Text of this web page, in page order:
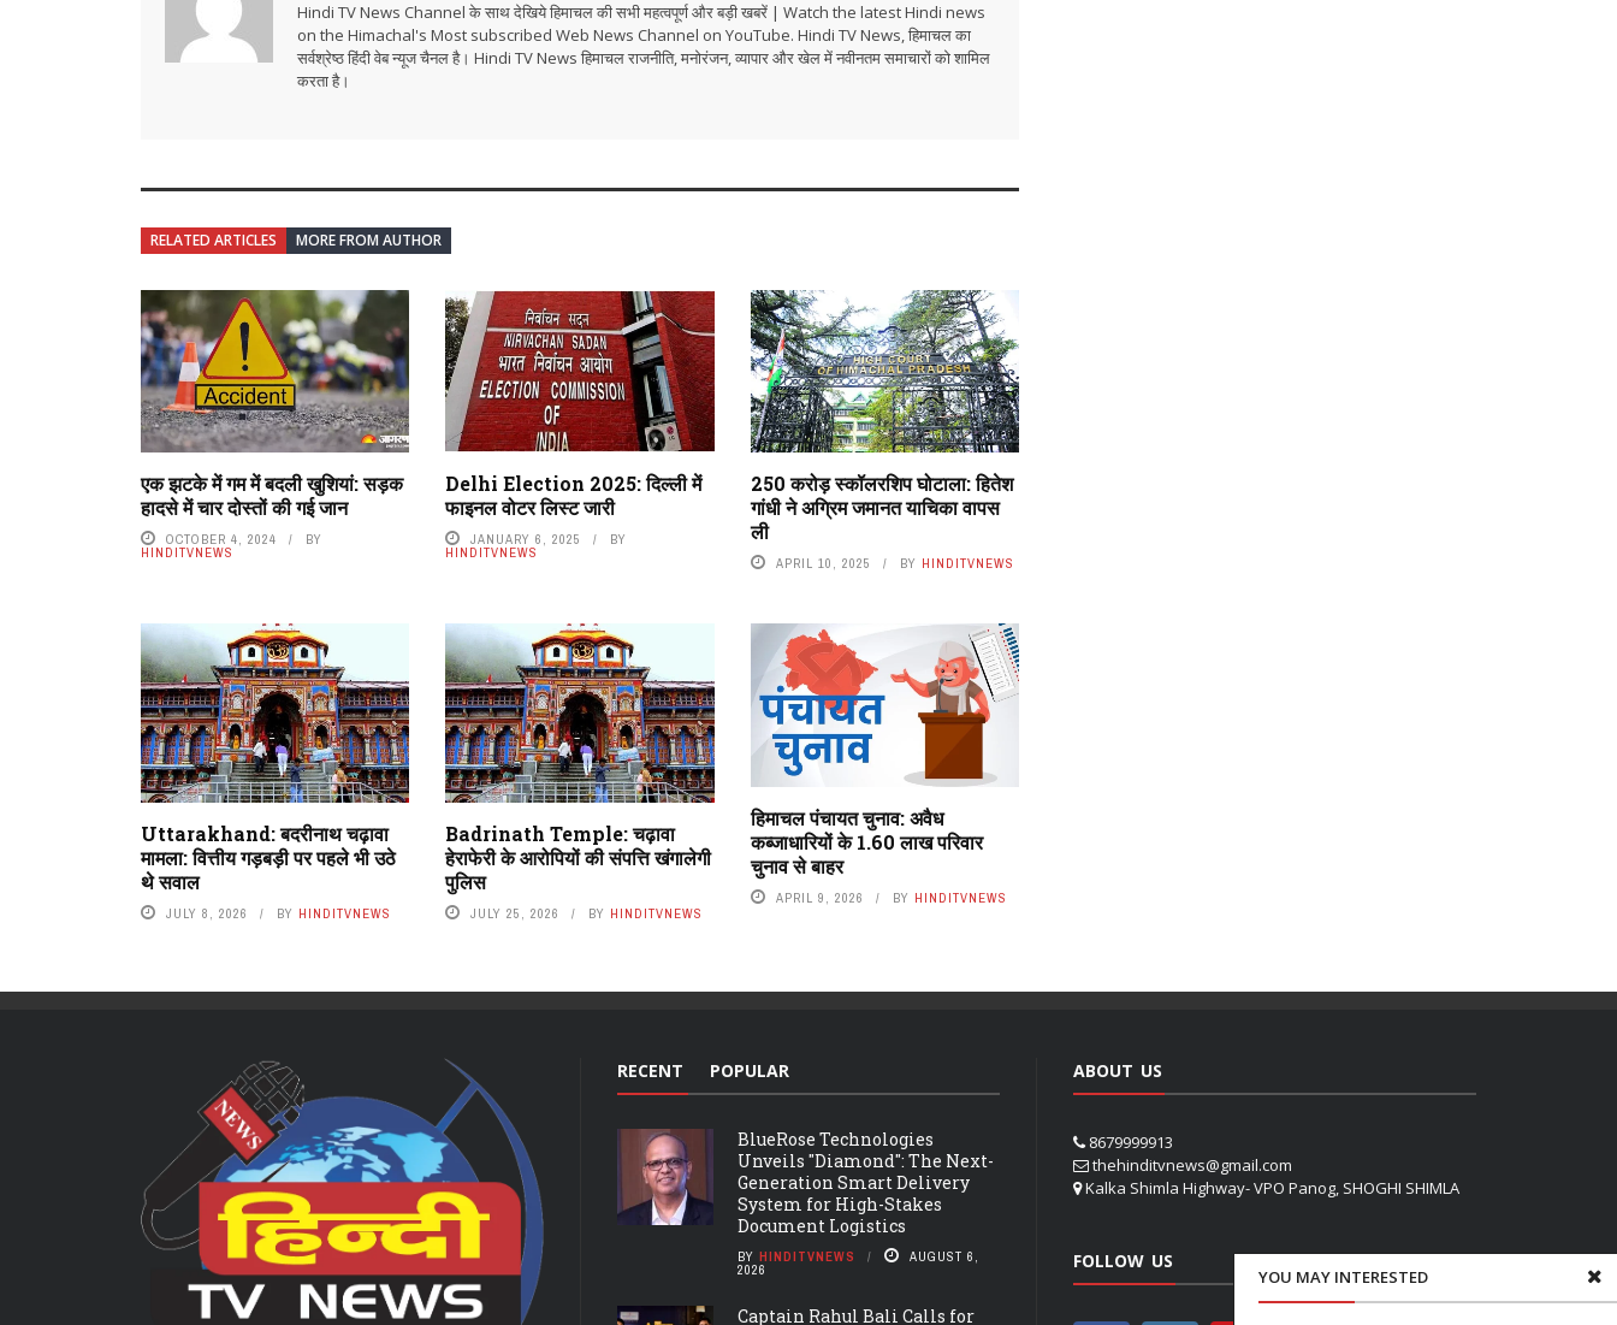
Hindi TV News Channel के साथ देखिये हिमाचल की सभी महत्वपूर्ण और बड़ी खबरें | Watch the latest Hindi news
on the Himachal's Most subscribed Web News Channel on YouTube. Hindi TV News, हिमाचल का
सर्वश्रेष्ठ हिंदी वेब न्यूज चैनल है। Hindi TV News हिमाचल राजनीति, मनोरंजन, व्यापार और खेल में नवीनतम समाचारों को शामिल
करता है।
RELATED ARTICLES MORE FROM AUTHOR
एक झटके में गम में बदली खुशियां: सड़क
हादसे में चार दोस्तों की गई जान
OCTOBER 4, 2024 BY
HINDITVNEWS
Delhi Election 2025: दिल्ली में
फाइनल वोटर लिस्ट जारी
JANUARY 6, 2025 BY
HINDITVNEWS
250 करोड़ स्कॉलरशिप घोटाला: हितेश
गांधी ने अग्रिम जमानत याचिका वापस
ली
APRIL 10, 2025 BY HINDITVNEWS
Uttarakhand: बदरीनाथ चढ़ावा
मामला: वित्तीय गड़बड़ी पर पहले भी उठे
थे सवाल
JULY 8, 2026 BY HINDITVNEWS
Badrinath Temple: चढ़ावा
हेराफेरी के आरोपियों की संपत्ति खंगालेगी
पुलिस
JULY 25, 2026 BY HINDITVNEWS
हिमाचल पंचायत चुनाव: अवैध
कब्जाधारियों के 1.60 लाख परिवार
चुनाव से बाहर
APRIL 9, 2026 BY HINDITVNEWS
YOU MAY INTERESTED
RECENT POPULAR
BlueRose Technologies
Unveils "Diamond": The Next-
Generation Smart Delivery
System for High-Stakes
Document Logistics
BY HINDITVNEWS AUGUST 6,
2026
Captain Rahul Bali Calls for
ABOUT US
8679999913
thehinditvnews@gmail.com
Kalka Shimla Highway- VPO Panog, SHOGHI SHIMLA
FOLLOW US